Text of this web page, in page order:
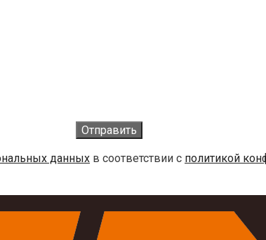
данных в соответствии с политикой